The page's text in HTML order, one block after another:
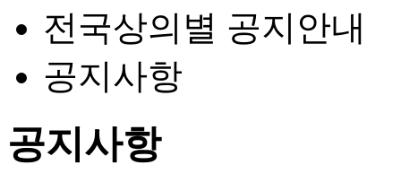
전국상의별 공지안내
공지사항
공지사항